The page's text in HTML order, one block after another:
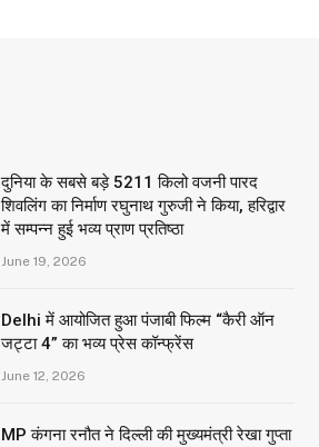
दुनिया के सबसे बड़े 5211 किलो वजनी पारद
शिवलिंग का निर्माण रघुनाथ गुरुजी ने किया, हरिद्वार
में सम्पन्न हुई भव्य प्राण प्रतिष्ठा
June 19, 2026
Delhi में आयोजित हुआ पंजाबी फिल्म “कैरी ऑन
जट्टा 4” का भव्य प्रेस कॉन्फ्रेंस
June 12, 2026
MP कंगना रनौत ने दिल्ली की मुख्यमंत्री रेखा गुप्ता